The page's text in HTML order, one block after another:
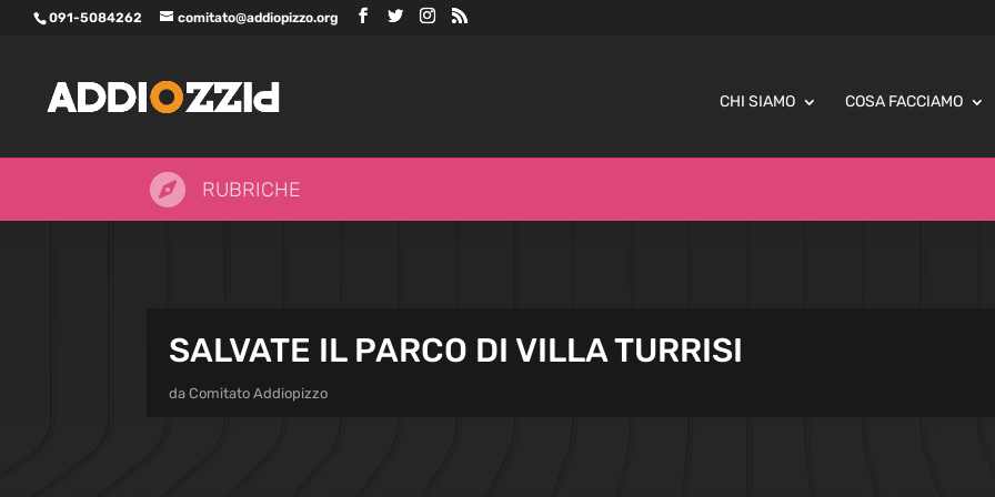
091-5084262 comitato@addiopizzo.org
CHI SIAMO COSA FACCIAMO
 RUBRICHE
SALVATE IL PARCO DI VILLA TURRISI
da Comitato Addiopizzo